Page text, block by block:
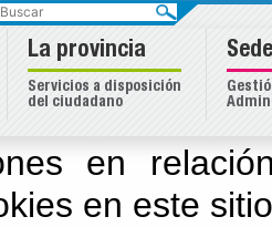
en
en este sitio
Aire Libre
La provincia
Servicios a disposición
del ciudadano